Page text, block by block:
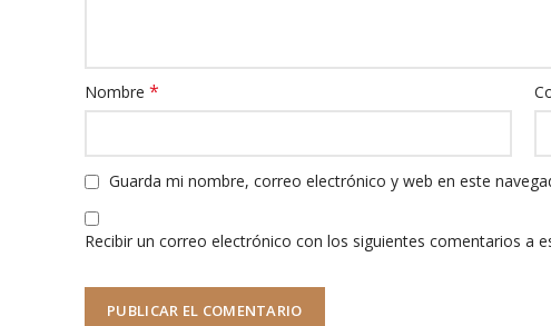
Nombre *
Guarda mi nombre, correo electrónico y web en este
Recibir un correo electrónico con los siguientes comentarios a